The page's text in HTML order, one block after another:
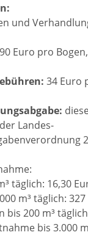
und
Euro pro
34 Euro
Landes-
täglich: 16,30
m³ täglich:
bis 200 m³
bis 3.000